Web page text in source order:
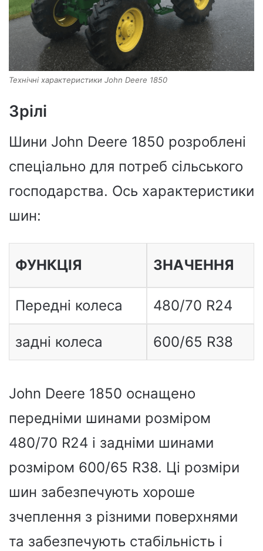
Технічні характеристики John Deere 1850
Зрілі
Шини John Deere 1850 розроблені
спеціально для потреб сільського
господарства. Ось характеристики
шин:
ФУНКЦІЯ ЗНАЧЕННЯ
Передні колеса 480/70 R24
задні колеса 600/65 R38
John Deere 1850 оснащено
передніми шинами розміром
480/70 R24 і задніми шинами
розміром 600/65 R38. Ці розміри
шин забезпечують хороше
зчеплення з різними поверхнями
та забезпечують стабільність і